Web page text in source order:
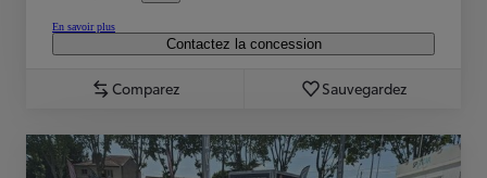
En savoir plus
Contactez la concession
Comparez Sauvegardez